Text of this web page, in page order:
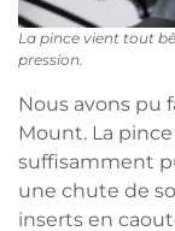
La pince vient tout
pression.
Nous avons pu
Mount. La
suffisamment
une chute de
inserts en